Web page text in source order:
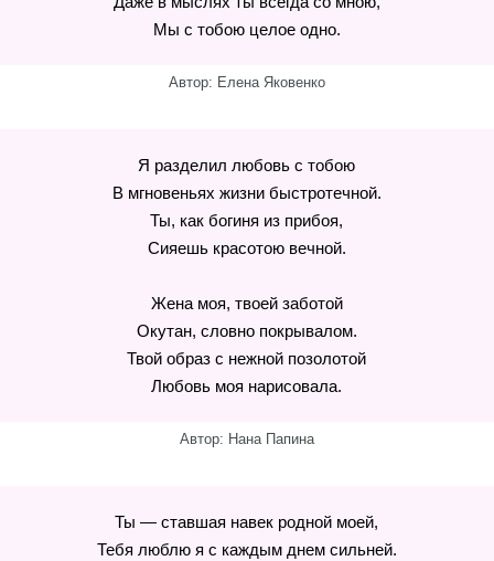
Мы с тобою целое одно.
Автор: Елена Яковенко
Я разделил любовь с тобою
В мгновеньях жизни быстротечной.
Ты, как богиня из прибоя,
Сияешь красотою вечной.
Жена моя, твоей заботой
Окутан, словно покрывалом.
Твой образ с нежной позолотой
Любовь моя нарисовала.
Автор: Нана Папина
Ты — ставшая навек родной моей,
Тебя люблю я с каждым днем сильней.